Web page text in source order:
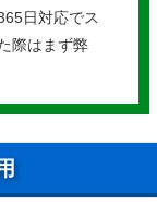
日対応でス
際はまず弊